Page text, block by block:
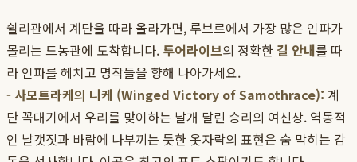
쉴리관에서 계단을 따라 올라가면, 루브르에서 가장 많은 인파가
몰리는 드농관에 도착합니다. 투어라이브의 정확한 길 안내를 따
라 인파를 헤치고 명작들을 향해 나아가세요.
- 사모트라케의 니케 (Winged Victory of Samothrace): 계
단 꼭대기에서 우리를 맞이하는 날개 달린 승리의 여신상. 역동적
인 날갯짓과 바람에 나부끼는 듯한 옷자락의 표현은 숨 막히는 감